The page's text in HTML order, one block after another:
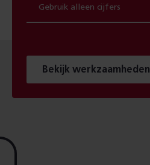
Bekijk werkzaamheden